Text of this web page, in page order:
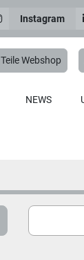
Instagram
Teile Webshop
NEWS